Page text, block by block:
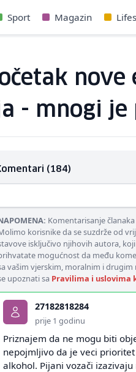
Sport Magazin
- mnogi je
(184)
Komentarisanje
korisnike da se suzdrže od
isključivo njihovih autora,
mogućnost da među
vašim vjerskim, moralnim i
upoznati sa Pravilima i uslovima
27182818284
prije 1 godinu
Priznajem da ne mogu biti
nepojmljivo da je veci
alkohol. Pijani vozači